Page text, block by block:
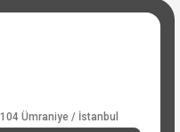
Ümraniye / İstanbul